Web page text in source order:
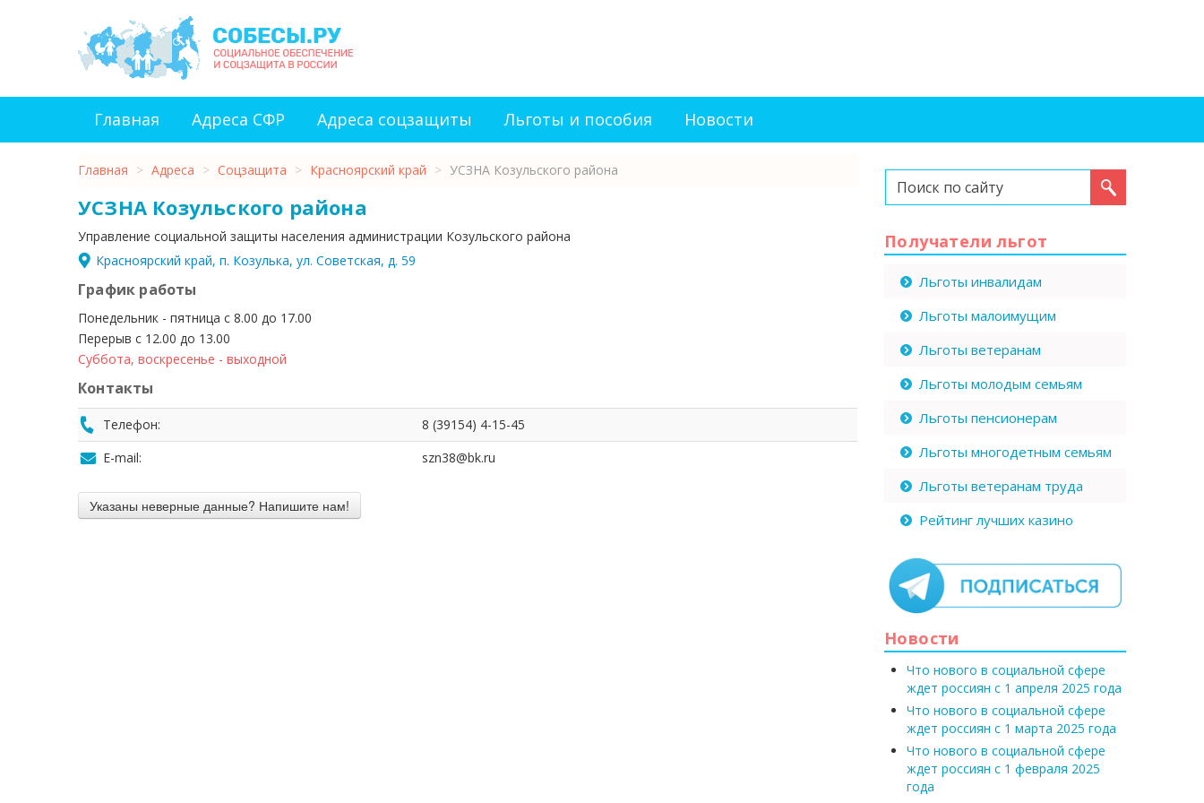
Главная Адреса СФР Адреса соцзащиты Льготы и пособия Новости
Главная > Адреса > Соцзащита > Красноярский край > УСЗНА Козульского района
УСЗНА Козульского района
Управление социальной защиты населения администрации Козульского района
Красноярский край, п. Козулька, ул. Советская, д. 59
График работы
Понедельник - пятница с 8.00 до 17.00
Перерыв с 12.00 до 13.00
Суббота, воскресенье - выходной
Контакты
Телефон:
8 (39154) 4-15-45
E-mail:
szn38@bk.ru
Искать...
Получатели льгот
Льготы инвалидам
Льготы малоимущим
Льготы ветеранам
Льготы молодым семьям
Льготы пенсионерам
Льготы многодетным семьям
Льготы ветеранам труда
Рейтинг лучших казино
Новости
Что нового в социальной сфере
ждет россиян с 1 апреля 2025 года
Что нового в социальной сфере
ждет россиян с 1 марта 2025 года
Что нового в социальной сфере
ждет россиян с 1 февраля 2025
года